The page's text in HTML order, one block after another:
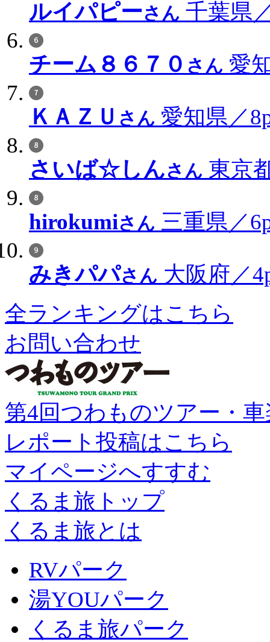
ルイパピーさん 千葉県
チーム８６７０ さん 愛
ＫＡＺＵ さん 愛知県／
さいば☆しんさん 東京
hirokumiさん 三重県／
みきパパさん 大阪府／
全ランキングはこちら
お問い合わせ
第4回つわものツアー・
レポート投稿はこちら
マイページへすすむ
くるま旅トップ
くるま旅とは
RVパーク
湯YOUパーク
くるま旅パーク